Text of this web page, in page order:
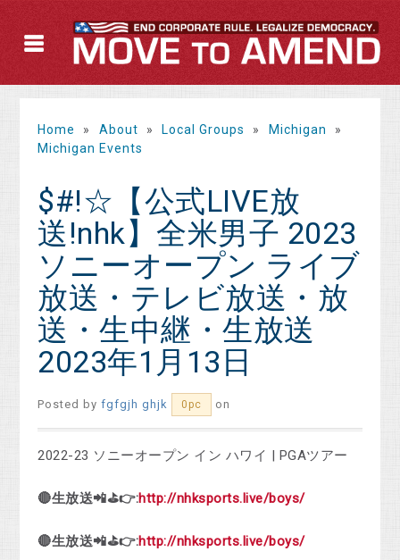
Home » About » Local Groups » Michigan
»
Michigan Events
$#!☆【公式LIVE放
送!nhk】全米男子 2023
ソニーオープン ライブ
放送・テレビ放送・放
送・生中継・生放送
2023年1月13日
Posted byfgfgjh ghjk 0pc on
2022-23 ソニーオープン イン ハワイ | PGAツアー
🔴生放送📲⛳👉:http://nhksports.live/boys/
🔴生放送📲⛳👉:http://nhksports.live/boys/